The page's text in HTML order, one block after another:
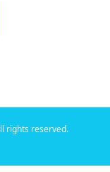
rights reserved.